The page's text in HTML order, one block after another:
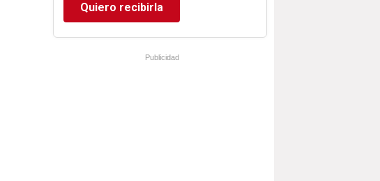
Quiero recibirla
Publicidad